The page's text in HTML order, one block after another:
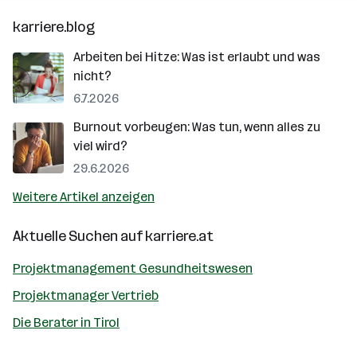
karriere.blog
Arbeiten bei Hitze: Was ist erlaubt und was
nicht?
6.7.2026
Burnout vorbeugen: Was tun, wenn alles zu
viel wird?
29.6.2026
Weitere Artikel anzeigen
Aktuelle Suchen aufkarriere.at
Projektmanagement Gesundheitswesen
Projektmanager Vertrieb
Die Berater in Tirol